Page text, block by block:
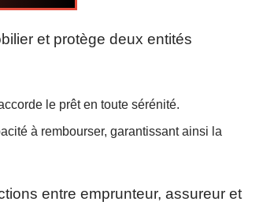
et protège deux entités
le prêt en toute sérénité.
à rembourser, garantissant ainsi la
entre emprunteur, assureur et